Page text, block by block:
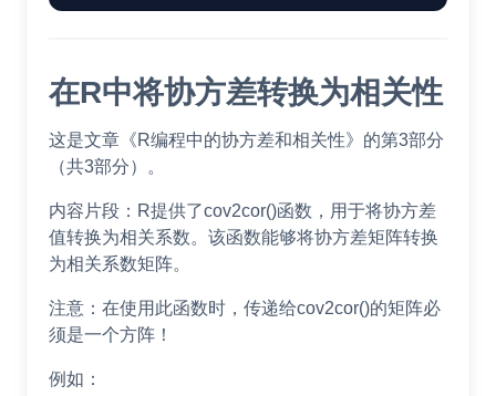
在R中将协方差转换为相关性
这是文章《R编程中的协方差和相关性》的第3部分
（共3部分）。
内容片段：R提供了cov2cor()函数，用于将协方差
值转换为相关系数。该函数能够将协方差矩阵转换
为相关系数矩阵。
注意：在使用此函数时，传递给cov2cor()的矩阵必
须是一个方阵！
例如：